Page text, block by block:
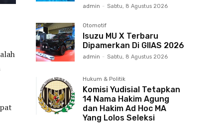
admin - Sabtu, 8 Agustus 2026
Otomotif
Isuzu MU X Terbaru
Dipamerkan Di GIIAS 2026
admin - Sabtu, 8 Agustus 2026
Hukum & Politik
Komisi Yudisial Tetapkan
14 Nama Hakim Agung
dan Hakim Ad Hoc MA
Yang Lolos Seleksi